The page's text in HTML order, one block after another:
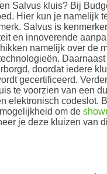
Salvus kluis? Bij
Hier kun je namelijk
Salvus is
en innoverende
namelijk over de
doordat iedere
gecertificeerd.
te voorzien van een
elektronisch codeslot.
om de
je deze kluizen van